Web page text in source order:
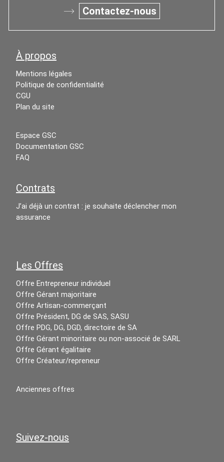
Contactez-nous
À propos
Mentions légales
Politique de confidentialité
CGU
Plan du site
Espace GSC
Documentation GSC
FAQ
Contrats
J’ai déjà un contrat : je souhaite déclencher mon
assurance
Les Offres
Offre Entrepreneur individuel
Offre Gérant majoritaire
Offre Artisan-commerçant
Offre Président, DG de SAS, SASU
Offre PDG, DG, DGD, directoire de SA
Offre Gérant minoritaire ou non-associé de SARL
Offre Gérant égalitaire
Offre Créateur/repreneur
Anciennes offres
Suivez-nous